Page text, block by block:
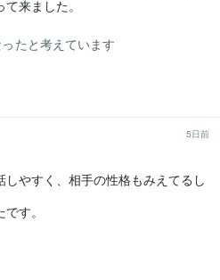
来ました。
たと考えています
5日前
やすく、相手の性格もみえてるし
す。